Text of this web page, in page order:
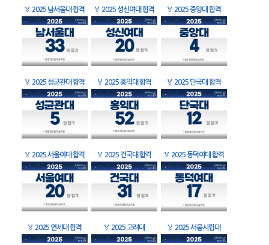
🏅 2025 남서울대 합격 🏅 2025 성신여대 합격 🏅 2025 중앙대 합격
🏅 2025 성균관대 합격 🏅 2025 홍익대 합격 🏅 2025 단국대 합격
🏅 2025 서울여대 합격 🏅 2025 건국대 합격 🏅 2025 동덕여대 합격
🏅 2025 연세대 합격 🏅 2025 고려대 🏅 2025 서울시립대